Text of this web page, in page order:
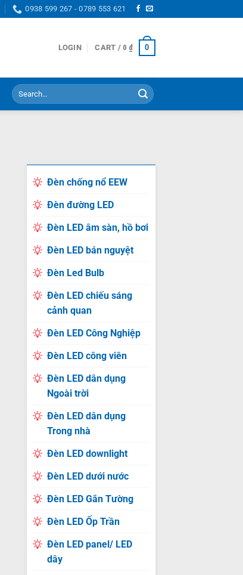
0938 599 267 - 0789 553 621
LOGIN CART / 0 ₫ 0
Search
for:
Đèn chống nổ EEW
Đèn đường LED
Đèn LED âm sàn, hồ bơi
Đèn LED bán nguyệt
Đèn Led Bulb
Đèn LED chiếu sáng
cảnh quan
Đèn LED Công Nghiệp
Đèn LED công viên
Đèn LED dân dụng
Ngoài trời
Đèn LED dân dụng
Trong nhà
Đèn LED downlight
Đèn LED dưới nước
Đèn LED Gắn Tường
Đèn LED Ốp Trần
Đèn LED panel/ LED
dây